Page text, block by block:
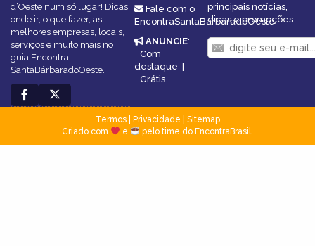
d’Oeste num só lugar! Dicas,
onde ir, o que fazer, as
melhores empresas, locais,
serviços e muito mais no
guia Encontra
SantaBárbaradoOeste.
Fale com o
EncontraSantaBárbaradoOeste
ANUNCIE:
Com
destaque |
Grátis
principais notícias,
dicas e promoções
Termos| Privacidade
Sitemap
Criado com
e pelo time do EncontraBrasil